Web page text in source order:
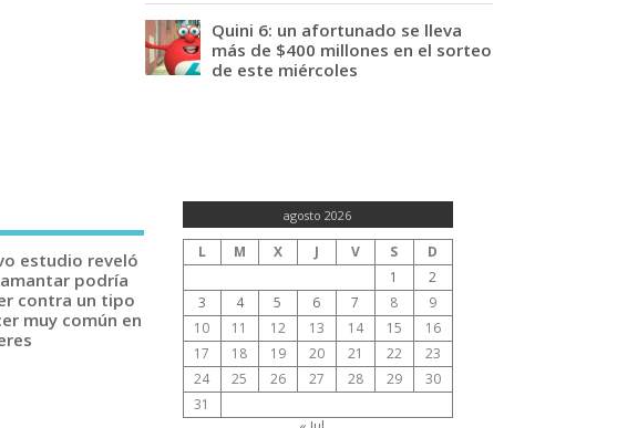
Quini 6: un afortunado se lleva
más de $400 millones en el sorteo
de este miércoles
estudio reveló
podría
contra un tipo
muy común en
agosto 2026
L M X J V S
D
1
2
3
4 5 6 7 8
9
10
11 12 13 14 15
16
17
18 19 20 21 22
23
24
25 26 27 28 29
30
31